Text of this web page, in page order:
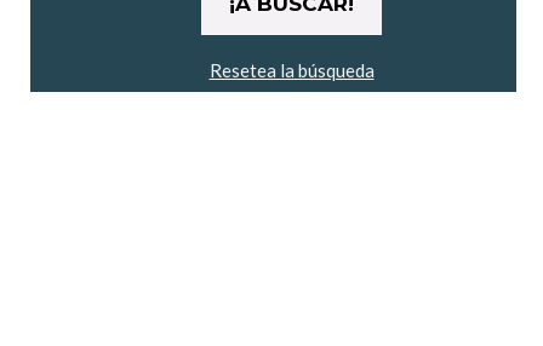
Resetea la búsqueda